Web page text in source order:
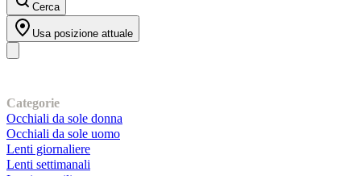
Cerca
Usa posizione attuale
Categorie
Occhiali da sole donna
Occhiali da sole uomo
Lenti giornaliere
Lenti settimanali